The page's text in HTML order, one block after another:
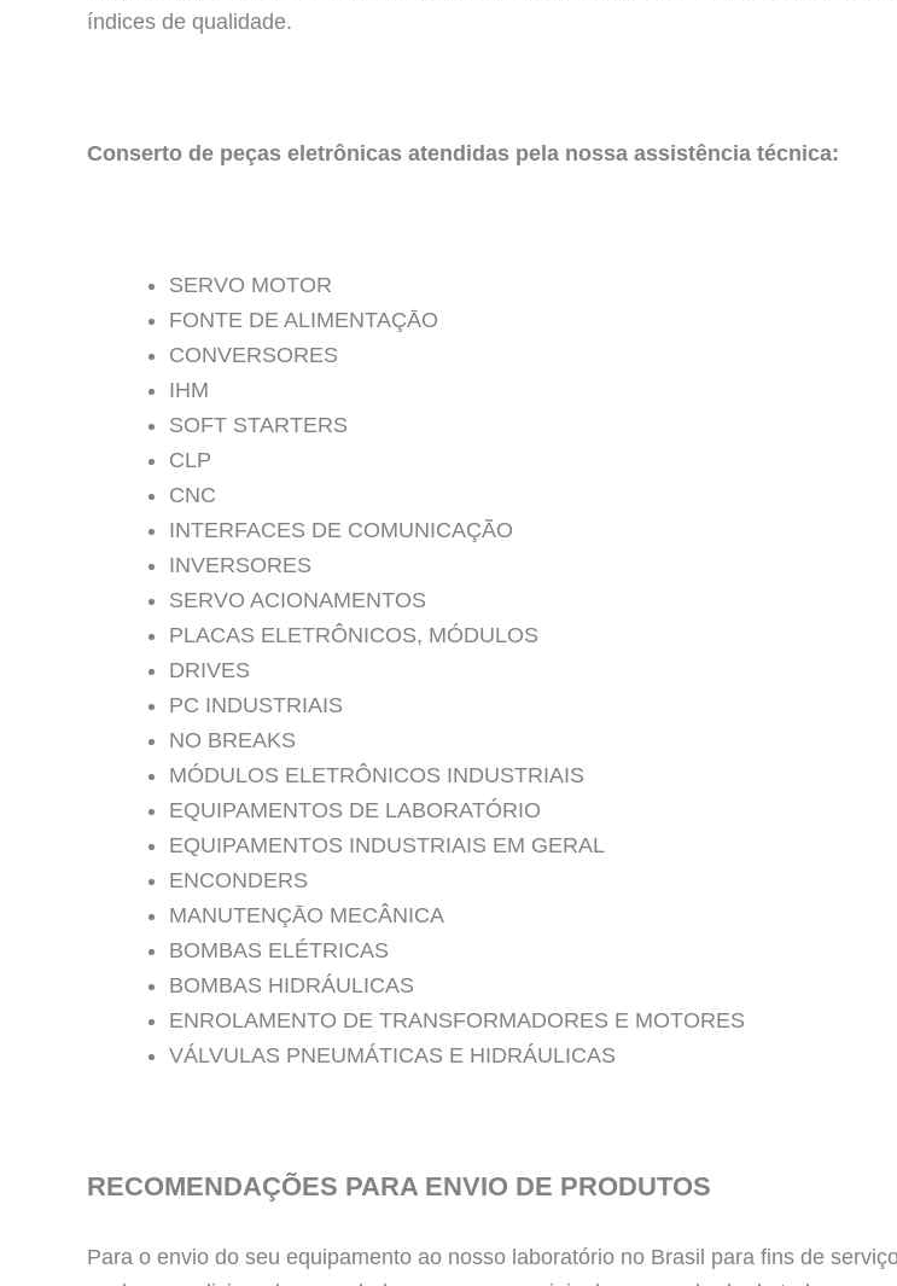
índices de qualidade.
Conserto de peças eletrônicas atendidas pela nossa assistência técnica:
SERVO MOTOR
FONTE DE ALIMENTAÇĀO
CONVERSORES
IHM
SOFT STARTERS
CLP
CNC
INTERFACES DE COMUNICAÇÃO
INVERSORES
SERVO ACIONAMENTOS
PLACAS ELETRÔNICOS, MÓDULOS
DRIVES
PC INDUSTRIAIS
NO BREAKS
MÓDULOS ELETRÔNICOS INDUSTRIAIS
EQUIPAMENTOS DE LABORATÓRIO
EQUIPAMENTOS INDUSTRIAIS EM GERAL
ENCONDERS
MANUTENÇĀO MECÂNICA
BOMBAS ELÉTRICAS
BOMBAS HIDRÁULICAS
ENROLAMENTO DE TRANSFORMADORES E MOTORES
VÁLVULAS PNEUMÁTICAS E HIDRÁULICAS
RECOMENDAÇÕES PARA ENVIO DE PRODUTOS
Para o envio do seu equipamento ao nosso laboratório no Brasil para fins de